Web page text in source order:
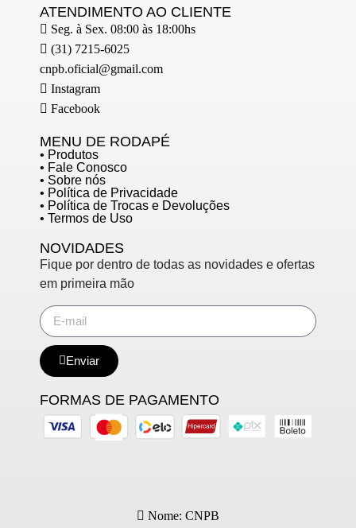
ATENDIMENTO AO CLIENTE
Seg. à Sex. 08:00 às 18:00hs
(31) 7215-6025
cnpb.oficial@gmail.com
Instagram
Facebook
MENU DE RODAPÉ
• Produtos
• Fale Conosco
• Sobre nós
• Política de Privacidade
• Política de Trocas e Devoluções
• Termos de Uso
NOVIDADES
Fique por dentro de todas as novidades e ofertas
em primeira mão
Enviar
FORMAS DE PAGAMENTO
Nome: CNPB